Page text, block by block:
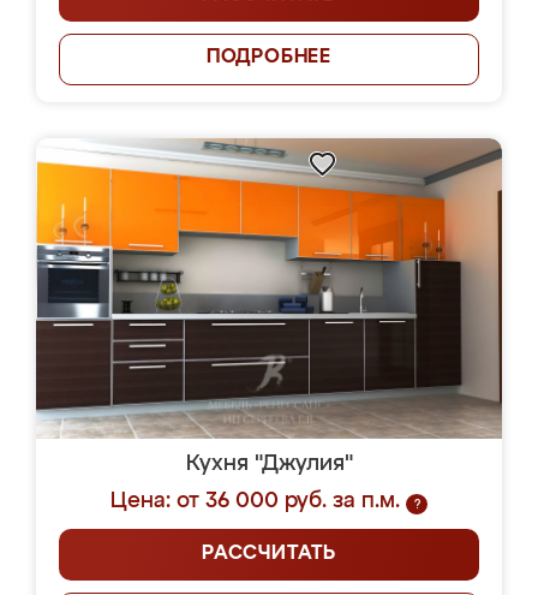
ПОДРОБНЕЕ
Кухня "Джулия"
Цена: от 36 000 руб. за п.м.
?
РАССЧИТАТЬ